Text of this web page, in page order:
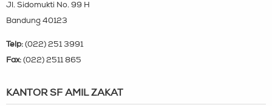
Jl. Sidomukti No. 99 H
Bandung 40123
Telp: (022) 251 3991
Fax: (022) 2511 865
KANTOR SF AMIL ZAKAT